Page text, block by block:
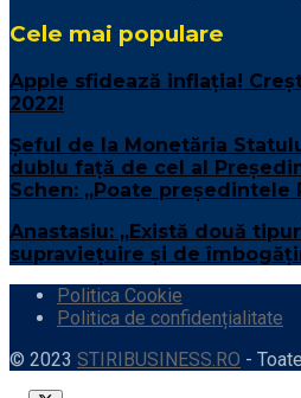
Cele mai populare
Apple sfidează inflaţia!
2022!
Șeful de la Monetăria
dublu față de cel al
Schen: „Poate
Anastasiu: „Există două
supraviețuire și de
Politica Cookie
Politica de confidențialitate
© 2023 STIRIBUSINESS.RO -